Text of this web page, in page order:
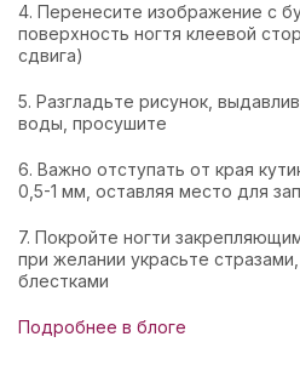
4. Перенесите изображение с
поверхность ногтя клеевой
сдвига)
5. Разгладьте рисунок,
воды, просушите
6. Важно отступать от края
0,5-1 мм, оставляя место для
7. Покройте ногти
при желании украсьте
блестками
Подробнее в блоге